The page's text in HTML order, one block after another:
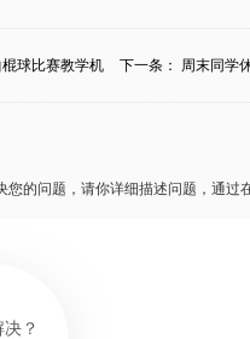
球比赛教学机
下一条： 周末同学
您的问题，请你详细描述问题，通过
？